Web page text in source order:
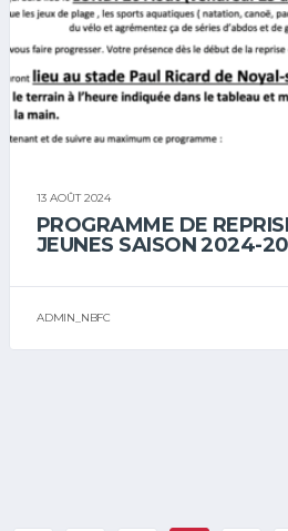
13 AOÛT 2024
PROGRAMME DE
JEUNES SAISON 2024-
ADMIN_NBFC